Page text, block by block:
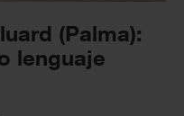
(Palma):
lenguaje